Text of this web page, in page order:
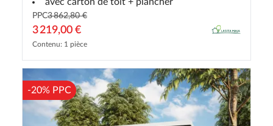
PPC3 862,80 €
3 219,00 €
Contenu: 1 pièce
-20% PPC